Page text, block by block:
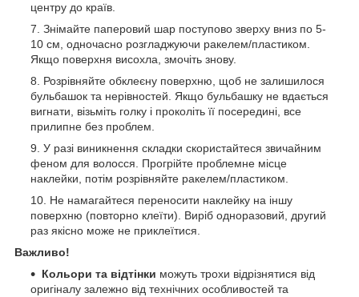
центру до країв.
Знімайте паперовий шар поступово зверху вниз по 5-
10 см, одночасно розгладжуючи ракелем/пластиком.
Якщо поверхня висохла, змочіть знову.
Розрівняйте обклеєну поверхню, щоб не залишилося
бульбашок та нерівностей. Якщо бульбашку не вдається
вигнати, візьміть голку і проколіть її посередині, все
прилипне без проблем.
У разі виникнення складки скористайтеся звичайним
феном для волосся. Прогрійте проблемне місце
наклейки, потім розрівняйте ракелем/пластиком.
Не намагайтеся переносити наклейку на іншу
поверхню (повторно клеїти). Виріб одноразовий, другий
раз якісно може не приклеїтися.
Важливо!
Кольори та відтінки можуть трохи відрізнятися від
оригіналу залежно від технічних особливостей та